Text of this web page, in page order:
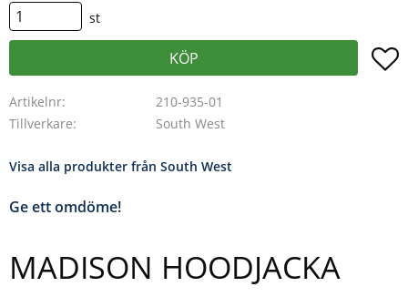
st
KÖP
Artikelnr
210-935-01
Tillverkare
South West
Visa alla produkter från South West
Ge ett omdöme!
MADISON HOODJACKA